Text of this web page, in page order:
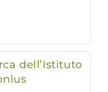
dell’Istituto